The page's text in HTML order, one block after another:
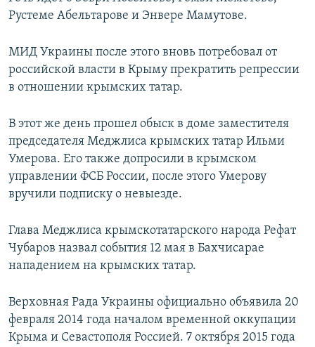
Рустеме Абельтарове и Энвере Мамутове.
МИД Украины после этого вновь потребовал от
российской власти в Крыму прекратить репрессии
в отношении крымских татар.
В этот же день прошел обыск в доме заместителя
председателя Меджлиса крымских татар Ильми
Умерова. Его также допросили в крымском
управлении ФСБ России, после этого Умерову
вручили подписку о невыезде.
Глава Меджлиса крымскотатарского народа Рефат
Чубаров назвал события 12 мая в Бахчисарае
нападением на крымских татар.
Верховная Рада Украины официально объявила 20
февраля 2014 года началом временной оккупации
Крыма и Севастополя Россией. 7 октября 2015 года